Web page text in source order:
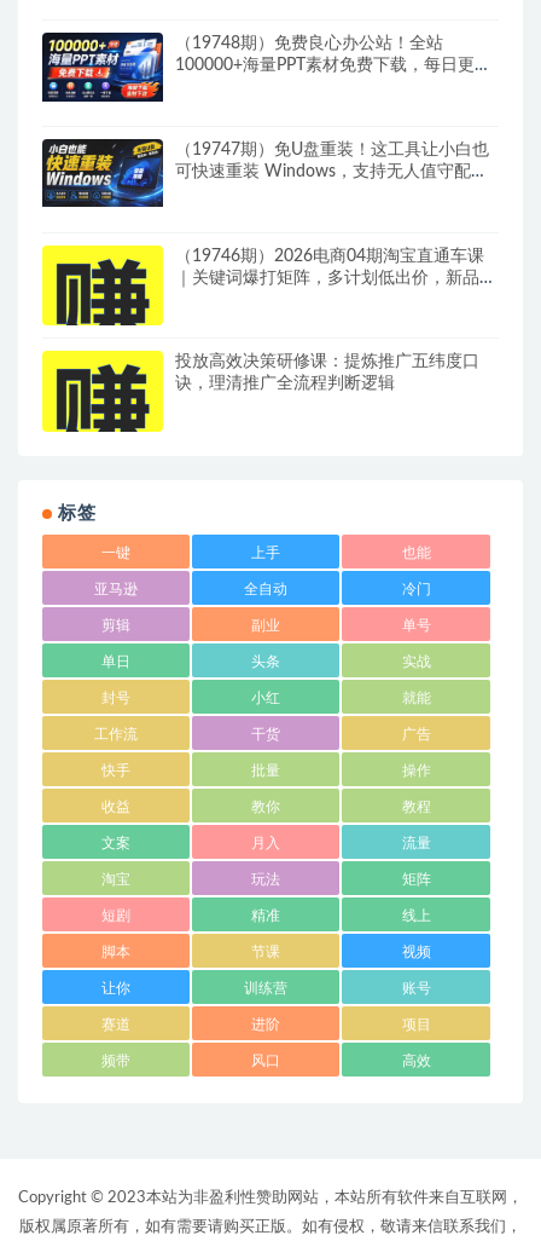
（19748期）免费良心办公站！全站
100000+海量PPT素材免费下载，每日更
（19747期）免U盘重装！这工具让小白也
可快速重装 Windows，支持无人值守配
（19746期）2026电商04期淘宝直通车课
｜关键词爆打矩阵，多计划低出价，新品爆
投放高效决策研修课：提炼推广五纬度口
诀，理清推广全流程判断逻辑
标签
一键 上手 也能
亚马逊 全自动 冷门
剪辑 副业 单号
单日 头条 实战
封号 小红 就能
工作流 干货 广告
快手 批量 操作
收益 教你 教程
文案 月入 流量
淘宝 玩法 矩阵
短剧 精准 线上
脚本 节课 视频
让你 训练营 账号
赛道 进阶 项目
频带 风口 高效
Copyright © 2023本站为非盈利性赞助网站，本站所有软件来自互联网，
版权属原著所有，如有需要请购买正版。如有侵权，敬请来信联系我们，